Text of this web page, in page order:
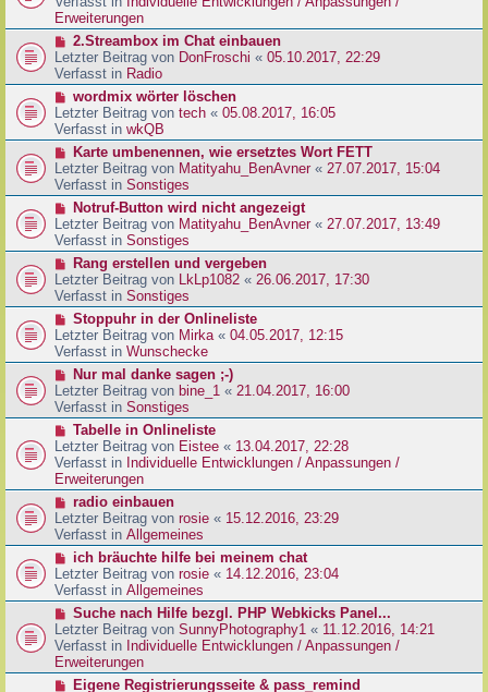
a
g
e
i
r
a
g
e
r
B
e
i
r
a
g
Erweiterungen
N
e
u
e
r
B
e
t
r
a
g
2.Streambox im Chat einbauen
Letzter Beitrag von DonFroschi « 05.10.2017, 22:29
Verfasst in Radio
N
e
u
e
r
B
e
t
r
a
g
wordmix wörter löschen
Letzter Beitrag von tech « 05.08.2017, 16:05
Verfasst in wkQB
N
e
u
e
r
B
e
t
r
a
g
Karte umbenennen, wie ersetztes Wort FETT
Letzter Beitrag von Matityahu_BenAvner « 27.07.2017, 15:04
Verfasst in Sonstiges
N
e
u
e
r
B
e
t
r
a
g
Notruf-Button wird nicht angezeigt
Letzter Beitrag von Matityahu_BenAvner« 27.07.2017, 13:49
Verfasst in Sonstiges
N
e
u
e
r
B
e
t
r
a
g
Rang erstellen und vergeben
Letzter Beitrag von LkLp1082 « 26.06.2017, 17:30
Verfasst in Sonstiges
N
e
u
e
r
B
e
t
r
a
g
Stoppuhr in der Onlineliste
Letzter Beitrag von Mirka« 04.05.2017, 12:15
Verfasst in Wunschecke
N
e
u
e
r
B
e
i
r
a
g
Nur mal danke sagen ;-)
Letzter Beitrag von bine_1 « 21.04.2017, 16:00
Verfasst in Sonstiges
N
e
u
e
r
B
e
i
r
a
g
Tabelle in Onlineliste
Letzter Beitrag von Eistee « 13.04.2017, 22:28
Verfasst in Individuelle Entwicklungen / Anpassungen /
Erweiterungen
N
e
u
e
r
B
e
t
r
a
g
radio einbauen
Letzter Beitrag von rosie « 15.12.2016, 23:29
Verfasst in Allgemeines
N
e
u
e
r
B
e
i
ich bräuchte hilfe bei meinem chat
Letzter Beitrag von rosie « 14.12.2016, 23:04
Verfasst in Allgemeines
N
e
u
e
r
Suche nach Hilfe bezgl. PHP Webkicks Panel...
Letzter Beitrag von SunnyPhotography1 « 11.12.2016, 14:21
Verfasst in Individuelle Entwicklungen / Anpassungen /
Erweiterungen
NEigene Registrierungsseite & pass_remind